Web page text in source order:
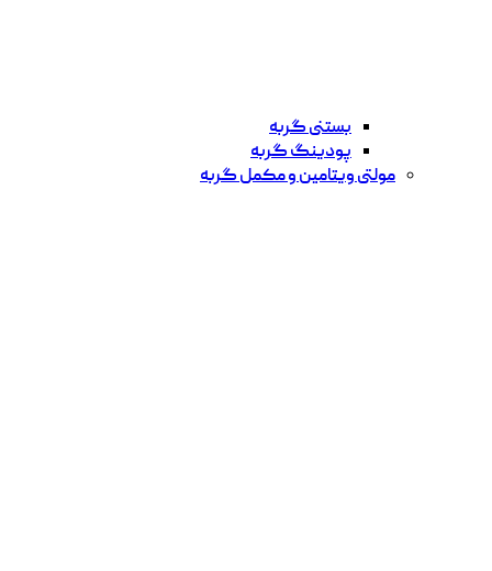
بستنی گربه
پودینگ گربه
مولتی ویتامین و مکمل گربه